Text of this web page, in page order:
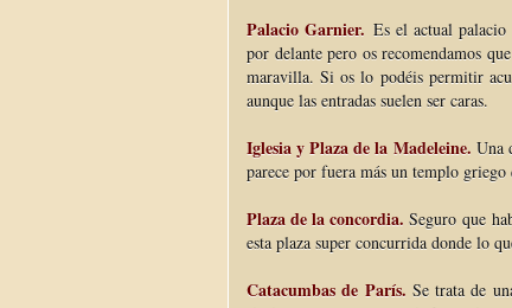
Palacio Garnier. Es el actual
por delante pero os recomendamos
maravilla. Si os lo podéis permitir
aunque las entradas suelen ser caras.
Iglesia y Plaza de la Madeleine. Una
parece por fuera más un templo
Plaza de la concordia. Seguro que
esta plaza super concurrida donde lo
Catacumbas de París. Se trata de